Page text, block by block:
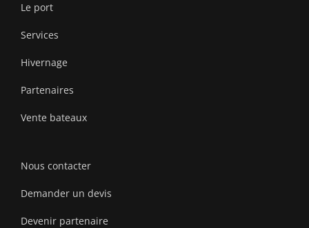
Le port
Services
Hivernage
Partenaires
Vente bateaux
Nous contacter
Demander un devis
Devenir partenaire